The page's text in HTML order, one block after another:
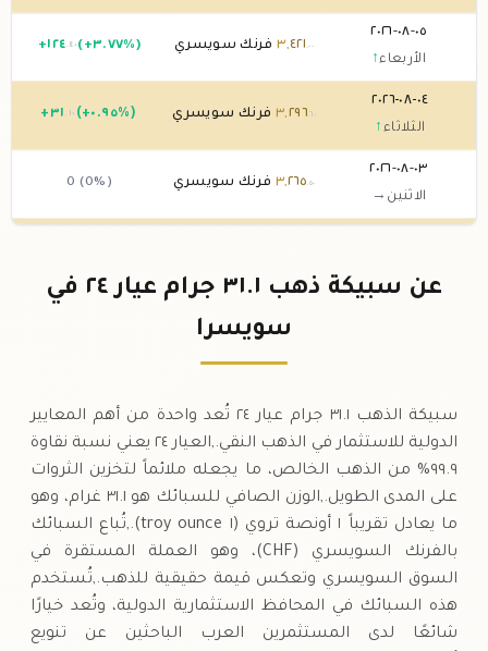
٠٥-٠٨-٢٠٢٦
الأربعاء↑
٣,٤٢١ .٠٠ فرنك سويسري +١٢٤ .٤٠ (+٣.٧٧%)
٠٤-٠٨-٢٠٢٦
الثلاثاء ↑
٣,٢٩٦.٦٠ فرنك سويسري + ٣١ .١٠ (+٠.٩٥%)
٠٣-٠٨-٢٠٢٦
الاثنين →
٣,٢٦٥.٥٠ فرنك سويسري 0 (0%)
٢٦٥ فرنك سويسري
عن سبيكة ذهب ٣١.١ جرام عيار ٢٤ في
سويسرا
سبيكة الذهب ٣١.١ جرام عيار ٢٤ تُعد واحدة من أهم المعايير
الدولية للاستثمار في الذهب النقي.,العيار ٢٤ يعني نسبة نقاوة
٩٩.٩% من الذهب الخالص، ما يجعله ملائماً لتخزين الثروات
على المدى الطويل.,الوزن الصافي للسبائك هو ٣١.١ غرام، وهو
ما يعادل تقريباً ١ أونصة تروي (١ troy ounce).,تُباع السبائك
بالفرنك السويسري (CHF)، وهو العملة المستقرة في
السوق السويسري وتعكس قيمة حقيقية للذهب.,تُستخدم
هذه السبائك في المحافظ الاستثمارية الدولية، وتُعد خيارًا
شائعًا لدى المستثمرين العرب الباحثين عن تنويع